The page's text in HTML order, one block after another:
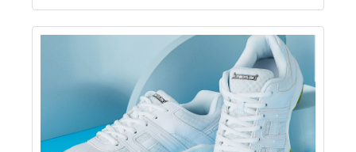
тренировок, теннисные туфли